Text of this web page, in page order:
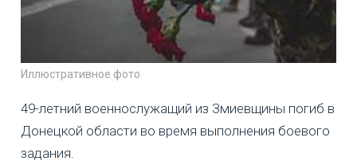
Иллюстративное фото
49-летний военнослужащий из Змиевщины погиб в
Донецкой области во время выполнения боевого
задания.